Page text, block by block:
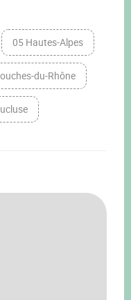
05 Hautes-Alpes
du-Rhône